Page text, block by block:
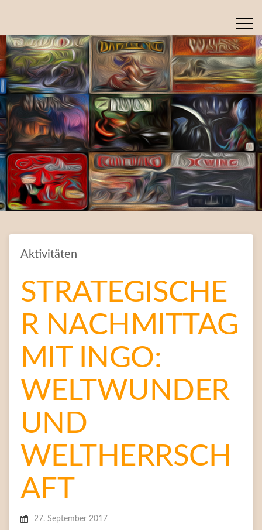
Aktivitäten
STRATEGISCHE
R NACHMITTAG
MIT INGO:
WELTWUNDER
UND
WELTHERRSCH
AFT
27. September 2017